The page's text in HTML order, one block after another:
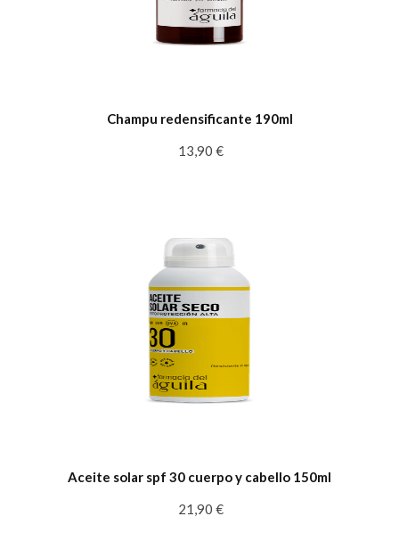
Champu redensificante 190ml
13,90 €
Aceite solar spf 30 cuerpo y cabello 150ml
21,90 €